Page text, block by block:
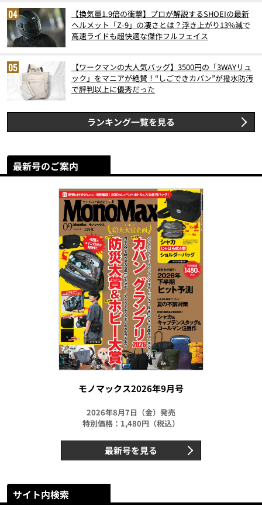
【換気量1.9倍の衝撃】プロが解説するSHOEIの最新
ヘルメット「Z-9」の凄さとは？浮き上がり13%減で
高速ライドも超快適な傑作フルフェイス
【ワークマンの大人気バッグ】3500円の「3WAYリュ
ック」をマニアが絶賛！“しごできカバン”が撥水防汚
で評判以上に優秀だった
ランキング一覧を見る
最新号のご案内
モノマックス2026年9月号
2026年8月7日（金）発売
特別価格：1,480円（税込）
最新号を見る
サイト内検索